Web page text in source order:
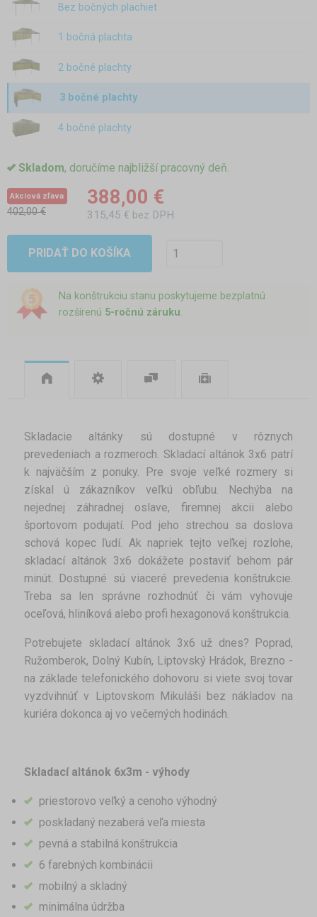
Bez bočných plachiet
1 bočná plachta
2 bočné plachty
3 bočné plachty
4 bočné plachty
Skladom, doručíme najbližší pracovný deň.
Akciová zľava
402,00 €
388,00 €
315,45 € bez DPH
PRIDAŤ DO KOŠÍKA
Na konštrukciu stanu poskytujeme bezplatnú
rozšírenú 5-ročnú záruku.
Skladacie altánky sú dostupné v rôznych
prevedeniach a rozmeroch. Skladací altánok 3x6 patrí
k najväčším z ponuky. Pre svoje veľké rozmery si
získal ú zákazníkov veľkú obľubu. Nechýba na
nejednej záhradnej oslave, firemnej akcii alebo
športovom podujatí. Pod jeho strechou sa doslova
schová kopec ľudí. Ak napriek tejto veľkej rozlohe,
skladací altánok 3x6 dokážete postaviť behom pár
minút. Dostupné sú viaceré prevedenia konštrukcie.
Treba sa len správne rozhodnúť či vám vyhovuje
oceľová, hliníková alebo profi hexagonová konštrukcia.
Potrebujete skladací altánok 3x6 už dnes? Poprad,
Ružomberok, Dolný Kubín, Liptovský Hrádok, Brezno -
na základe telefonického dohovoru si viete svoj tovar
vyzdvihnúť v Liptovskom Mikuláši bez nákladov na
kuriéra dokonca aj vo večerných hodinách.
Skladací altánok 6x3m - výhody
priestorovo veľký a cenoho výhodný
poskladaný nezaberá veľa miesta
pevná a stabilná konštrukcia
6 farebných kombinácii
mobilný a skladný
minimálna údržba